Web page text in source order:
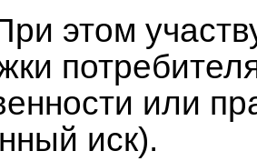
или
иск).